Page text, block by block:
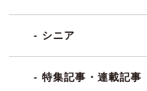
- シニア
- 特集記事・連載記事